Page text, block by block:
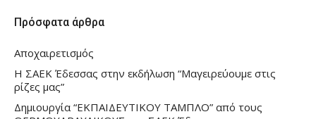
Πρόσφατα άρθρα
Αποχαιρετισμός
Η ΣΑΕΚ Έδεσσας στην εκδήλωση “Μαγειρεύουμε στις
ρίζες μας”
Δημιουργία “ΕΚΠΑΙΔΕΥΤΙΚΟΥ ΤΑΜΠΛΟ” από τους